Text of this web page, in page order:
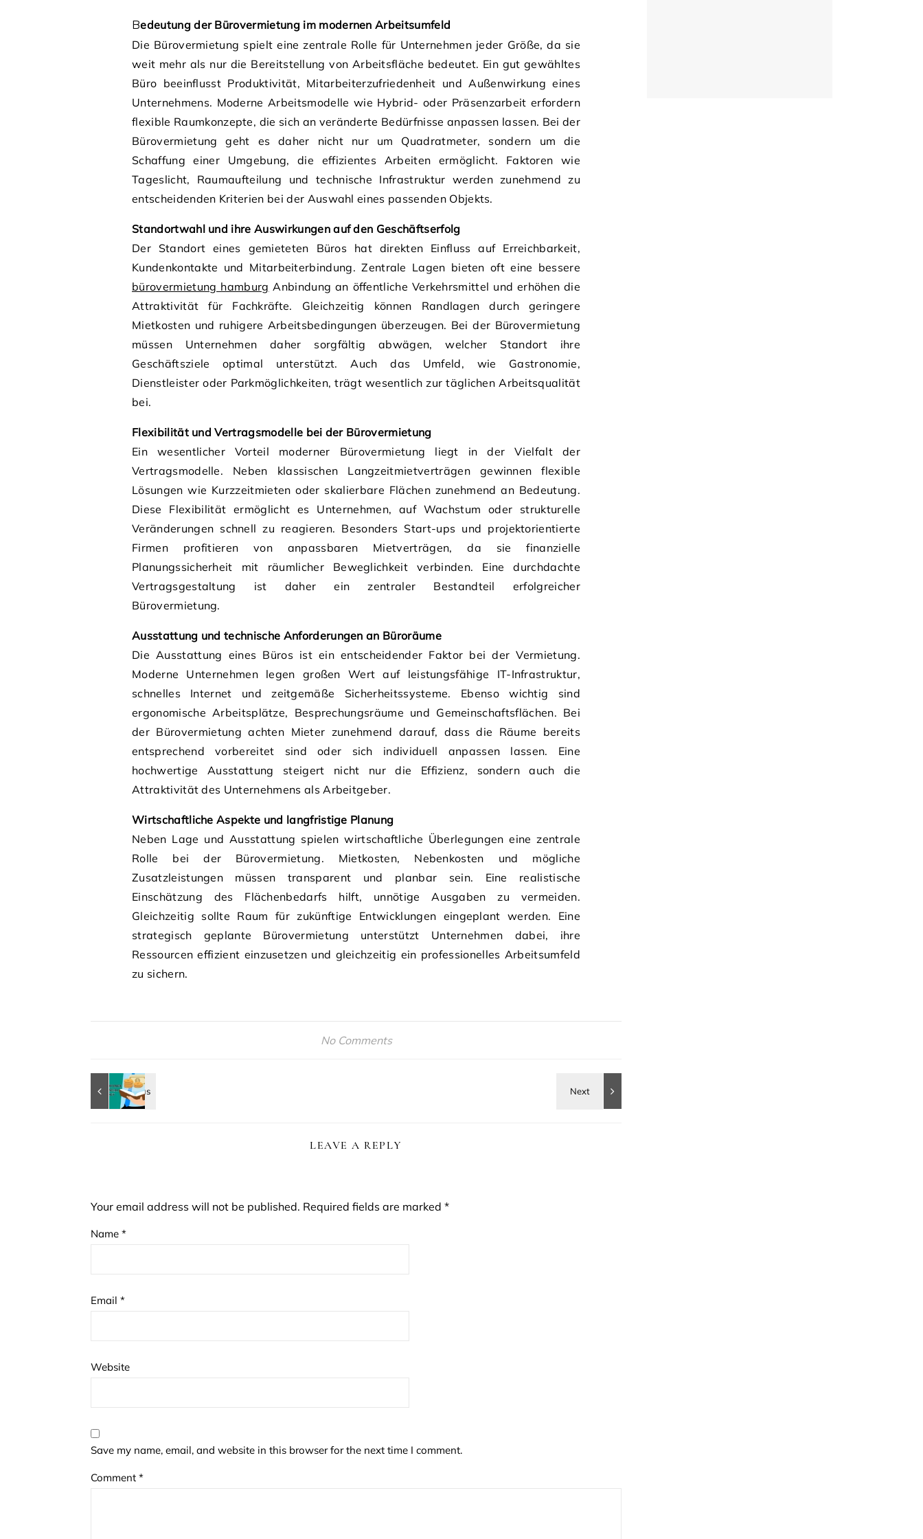
Bedeutung der Bürovermietung im modernen Arbeitsumfeld
Die Bürovermietung spielt eine zentrale Rolle für Unternehmen jeder Größe, da sie
weit mehr als nur die Bereitstellung von Arbeitsfläche bedeutet. Ein gut gewähltes
Büro beeinflusst Produktivität, Mitarbeiterzufriedenheit und Außenwirkung eines
Unternehmens. Moderne Arbeitsmodelle wie Hybrid- oder Präsenzarbeit erfordern
flexible Raumkonzepte, die sich an veränderte Bedürfnisse anpassen lassen. Bei der
Bürovermietung geht es daher nicht nur um Quadratmeter, sondern um die
Schaffung einer Umgebung, die effizientes Arbeiten ermöglicht. Faktoren wie
Tageslicht, Raumaufteilung und technische Infrastruktur werden zunehmend zu
entscheidenden Kriterien bei der Auswahl eines passenden Objekts.
Standortwahl und ihre Auswirkungen auf den Geschäftserfolg
Der Standort eines gemieteten Büros hat direkten Einfluss auf Erreichbarkeit,
Kundenkontakte und Mitarbeiterbindung. Zentrale Lagen bieten oft eine bessere
bürovermietung hamburg Anbindung an öffentliche Verkehrsmittel und erhöhen die
Attraktivität für Fachkräfte. Gleichzeitig können Randlagen durch geringere
Mietkosten und ruhigere Arbeitsbedingungen überzeugen. Bei der Bürovermietung
müssen Unternehmen daher sorgfältig abwägen, welcher Standort ihre
Geschäftsziele optimal unterstützt. Auch das Umfeld, wie Gastronomie,
Dienstleister oder Parkmöglichkeiten, trägt wesentlich zur täglichen Arbeitsqualität
bei.
Flexibilität und Vertragsmodelle bei der Bürovermietung
Ein wesentlicher Vorteil moderner Bürovermietung liegt in der Vielfalt der
Vertragsmodelle. Neben klassischen Langzeitmietverträgen gewinnen flexible
Lösungen wie Kurzzeitmieten oder skalierbare Flächen zunehmend an Bedeutung.
Diese Flexibilität ermöglicht es Unternehmen, auf Wachstum oder strukturelle
Veränderungen schnell zu reagieren. Besonders Start-ups und projektorientierte
Firmen profitieren von anpassbaren Mietverträgen, da sie finanzielle
Planungssicherheit mit räumlicher Beweglichkeit verbinden. Eine durchdachte
Vertragsgestaltung ist daher ein zentraler Bestandteil erfolgreicher
Bürovermietung.
Ausstattung und technische Anforderungen an Büroräume
Die Ausstattung eines Büros ist ein entscheidender Faktor bei der Vermietung.
Moderne Unternehmen legen großen Wert auf leistungsfähige IT-Infrastruktur,
schnelles Internet und zeitgemäße Sicherheitssysteme. Ebenso wichtig sind
ergonomische Arbeitsplätze, Besprechungsräume und Gemeinschaftsflächen. Bei
der Bürovermietung achten Mieter zunehmend darauf, dass die Räume bereits
entsprechend vorbereitet sind oder sich individuell anpassen lassen. Eine
hochwertige Ausstattung steigert nicht nur die Effizienz, sondern auch die
Attraktivität des Unternehmens als Arbeitgeber.
Wirtschaftliche Aspekte und langfristige Planung
Neben Lage und Ausstattung spielen wirtschaftliche Überlegungen eine zentrale
Rolle bei der Bürovermietung. Mietkosten, Nebenkosten und mögliche
Zusatzleistungen müssen transparent und planbar sein. Eine realistische
Einschätzung des Flächenbedarfs hilft, unnötige Ausgaben zu vermeiden.
Gleichzeitig sollte Raum für zukünftige Entwicklungen eingeplant werden. Eine
strategisch geplante Bürovermietung unterstützt Unternehmen dabei, ihre
Ressourcen effizient einzusetzen und gleichzeitig ein professionelles Arbeitsumfeld
zu sichern.
No Comments
LEAVE A REPLY
Your email address will not be published. Required fields are marked *
Name *
Email *
Website
Save my name, email, and website in this browser for the next time I comment.
Comment *